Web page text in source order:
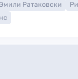
Эмили Ратаковски